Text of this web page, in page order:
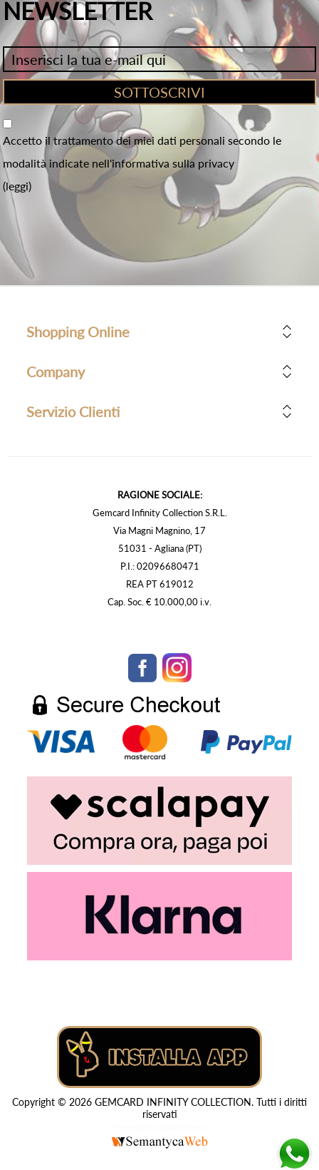
NEWSLETTER
Accetto il trattamento dei miei dati personali secondo le
modalità indicate nell'informativa sulla privacy
(leggi)
Shopping Online
Company
Servizio Clienti
RAGIONE SOCIALE:
Gemcard Infinity Collection S.R.L.
Via Magni Magnino, 17
51031 - Agliana (PT)
P.I.: 02096680471
REA PT 619012
Cap. Soc. € 10.000,00 i.v.
Copyright © 2026 GEMCARD INFINITY COLLECTION. Tutti i diritti
riservati